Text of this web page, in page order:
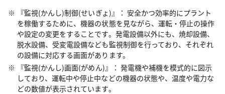
『監視(かんし)制御(せいぎょ)』： 安全かつ効率的にプラント
を稼働するために、機器の状態を見ながら、運転・停止の操作
や設定の変更をすることです。発電設備以外にも、焼却設備、
脱水設備、受変電設備なども監視制御を行っており、それぞれ
の設備に対応する画面があります。
『監視(かんし)画面(がめん)』： 発電機や補機を模式的に図示
しており、運転中や停止中などの機器の状態や、温度や電力な
どの数値が表示されています。